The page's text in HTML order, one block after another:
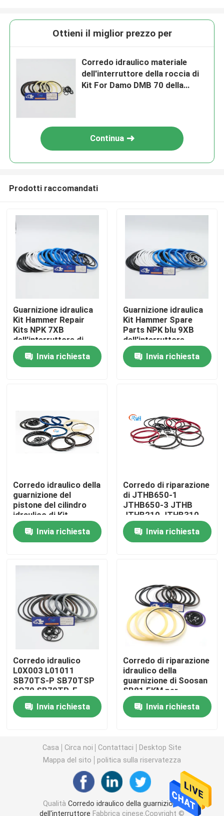
Casa
Prodotti
Video
Giro della fabbrica
Contattici
Notizie
Corredo idraulico della guarnizione dell'interruttore
Escavatore Seal Kit
Corredo della guarnizione di KOMATSU
Rod Seal idraulico
Guarnizione idraulica
Parapolvere idraulica
Guarnizione idraulica del pistone
Ottieni il miglior prezzo per
Corredo idraulico materiale
dell'interruttore della roccia di
Kit For Damo DMB 70 della
Continua
Prodotti raccomandati
Guarnizione idraulica
Kit Hammer Repair
Kits NPK 7XB
dell'interruttore di
NPK GB7 per
l'escavatore del
cingolo
Invia richiesta
Guarnizione idraulica
Kit Hammer Spare
Parts NPK blu 9XB
dell'interruttore
dell'unità di
elaborazione
Invia richiesta
Corredo idraulico della
guarnizione del
pistone del cilindro
idraulico di Kit
Hammer Msb 250 della
guarnizione
dell'interruttore della
Invia richiesta
Corredo di riparazione
di JTHB650-1
JTHB650-3 JTHB
JTHB210 JTHB310
JTHB350 JTHB450
JTHB650 per
l'escavatore Spare
Invia richiesta
Corredo idraulico
L0X003 L01011
SB70TS-P SB70TSP
SQ70 SB70TR-F
SB70TRF della
guarnizione
dell'interruttore di
Invia richiesta
Corredo di riparazione
idraulico della
guarnizione di Soosan
SB81 FKM per
l'escavatore del
cingoloInvia richiesta
Casa Circa noi Contattaci
Desktop Site
Mappa del sito
politica sulla riservatezza
Qualità Corredo idraulico della guarnizione
dell'interruttore Fabbrica cinese.Copyright ©